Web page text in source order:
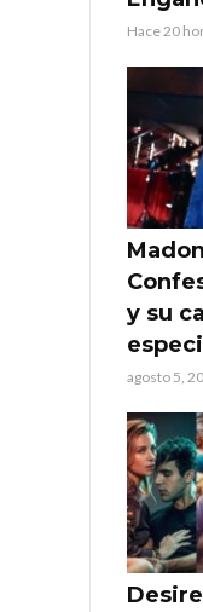
Hace 20
y su
agosto 5,